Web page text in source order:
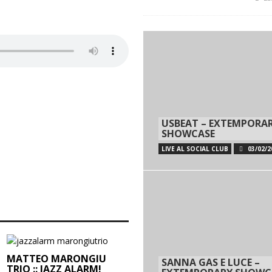
MATTEO MARONGIU
TRIO :: JAZZ ALARM!
USBEAT –
SHOWCASE
LIVE AL SOCIAL CLUB 03/02/
SANNA GAS E LUCE –